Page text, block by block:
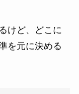
けど、どこに
を元に決める